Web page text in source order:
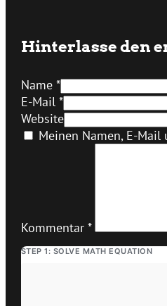
Hinterlasse den
Name *
E-Mail *
Website
Meinen Namen, E-
Kommentar *
STEP 1: SOLVE MATH EQUATION